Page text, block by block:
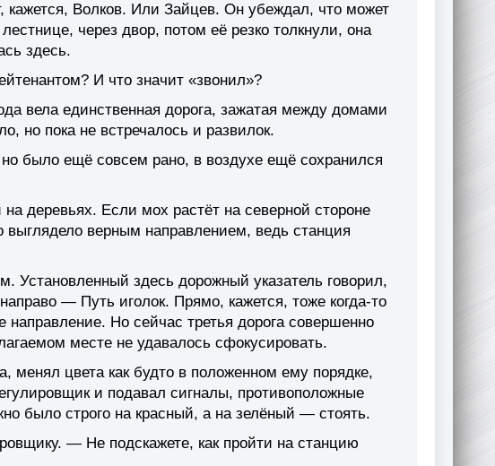
кажется, Волков. Или Зайцев. Он убеждал, что может
через двор, потом её резко толкнули, она
здесь.
И что значит «звонил»?
вела единственная дорога, зажатая между домами
но пока не встречалось и развилок.
было ещё совсем рано, в воздухе ещё сохранился
деревьях. Если мох растёт на северной стороне
выглядело верным направлением, ведь станция
Установленный здесь дорожный указатель говорил,
— Путь иголок. Прямо, кажется, тоже когда-то
Но сейчас третья дорога совершенно
месте не удавалось сфокусировать.
менял цвета как будто в положенном ему порядке,
и подавал сигналы, противоположные
было строго на красный, а на зелёный — стоять.
— Не подскажете, как пройти на станцию